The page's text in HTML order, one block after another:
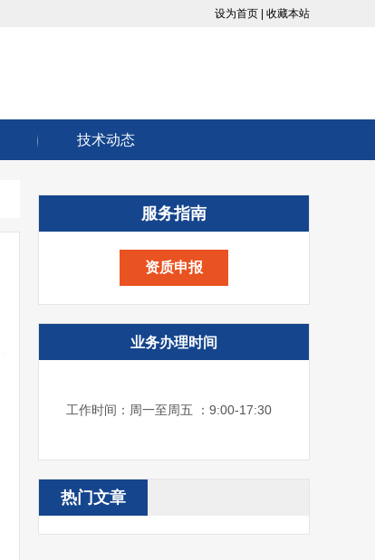
设为首页 | 收藏本站
技术动态
服务指南
资质申报
业务办理时间
工作时间：周一至周五 ：9:00-17:30
热门文章